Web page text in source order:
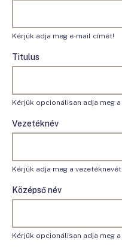
Kérjük adja meg e-mail címét!
Titulus
Kérjük opcionálisan adja meg
Vezetéknév
Kérjük adja meg a vezetéknevét!
Középső név
Kérjük opcionálisan adja meg